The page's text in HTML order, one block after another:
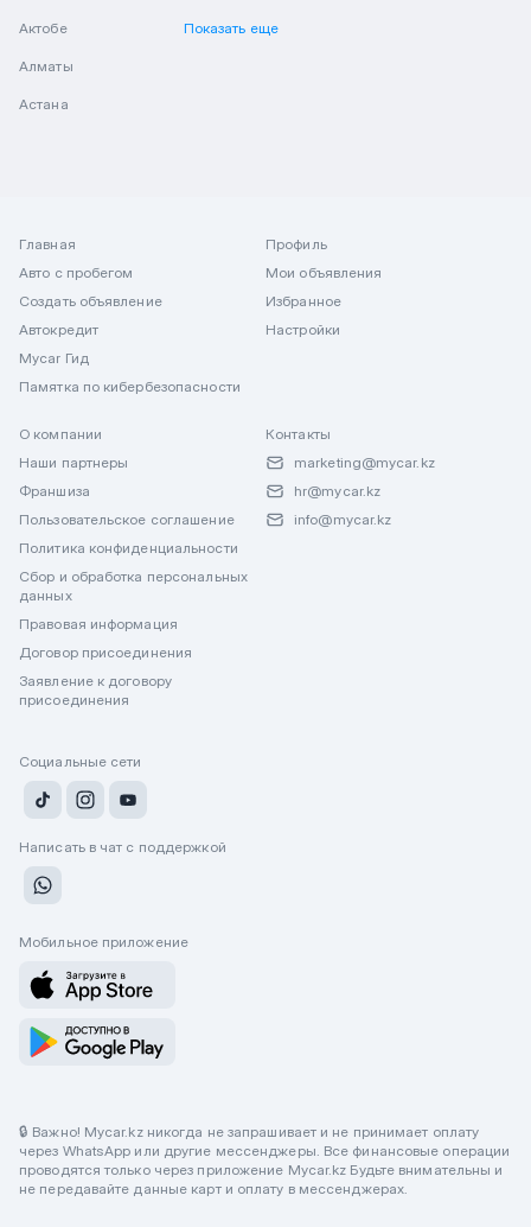
Актобе
Алматы
Астана
Показать еще
Главная
Авто с пробегом
Создать объявление
Автокредит
Mycar Гид
Памятка по кибербезопасности
Профиль
Мои объявления
Избранное
Настройки
О компании
Наши партнеры
Франшиза
Пользовательское соглашение
Политика конфиденциальности
Сбор и обработка персональных
данных
Правовая информация
Договор присоединения
Заявление к договору
присоединения
Контакты
marketing@mycar.kz
hr@mycar.kz
info@mycar.kz
Социальные сети
Написать в чат с поддержкой
Мобильное приложение
🔒 Важно! Mycar.kz никогда не запрашивает и не принимает оплату
через WhatsApp или другие мессенджеры. Все финансовые операции
проводятся только через приложение Mycar.kz Будьте внимательны и
не передавайте данные карт и оплату в мессенджерах.